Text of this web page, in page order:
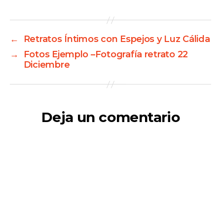
←
Retratos Íntimos con Espejos y Luz Cálida
→
Fotos Ejemplo –Fotografía retrato 22
Diciembre
Deja un comentario